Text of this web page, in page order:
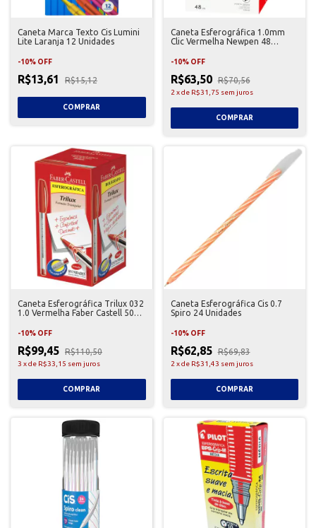
Caneta Marca Texto Cis Lumini
Lite Laranja 12 Unidades
-10% OFF
R$13,61 R$15,12
Caneta Esferográfica 1.0mm
Clic Vermelha Newpen 48
-10% OFF
R$63,50 R$70,56
2 xde R$31,75 sem juros
Caneta Esferográfica Trilux 032
1.0 Vermelha Faber Castell 50
-10% OFF
R$99,45 R$110,50
3 xde R$33,15 sem juros
Caneta Esferográfica Cis 0.7
Spiro 24 Unidades
-10% OFF
R$62,85 R$69,83
2 xde R$31,43 sem juros